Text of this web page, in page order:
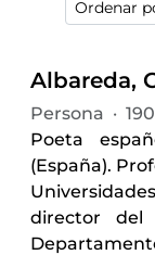
Ordenar
Albareda,
Persona ·
Poeta
(España).
director